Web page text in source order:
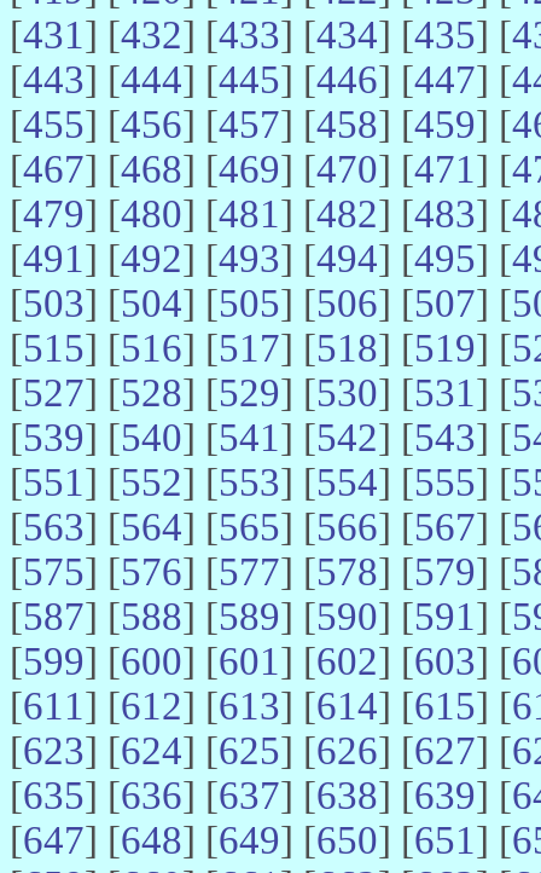
[431] [432] [433] [434] [435] [
[443] [444] [445] [446] [447] [
[455] [456] [457] [458] [459] [
[467] [468] [469] [470] [471] [
[479] [480] [481] [482] [483] [
[491] [492] [493] [494] [495] [
[503] [504] [505] [506] [507] [
[515] [516] [517] [518] [519] [
[527] [528] [529] [530] [531] [
[539] [540] [541] [542] [543] [
[551] [552] [553] [554] [555] [
[563] [564] [565] [566] [567] [
[575] [576] [577] [578] [579] [
[587] [588] [589] [590] [591] [
[599] [600] [601] [602] [603] [
[611] [612] [613] [614] [615] [
[623] [624] [625] [626] [627] [
[635] [636] [637] [638] [639] [
[647] [648] [649] [650] [651] [